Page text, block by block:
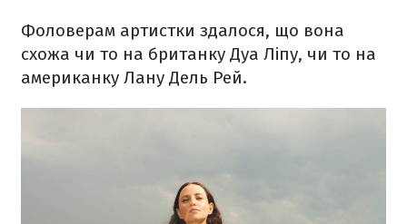
Фоловерам артистки здалося, що вона
схожа чи то на британку Дуа Ліпу, чи то на
американку Лану Дель Рей.